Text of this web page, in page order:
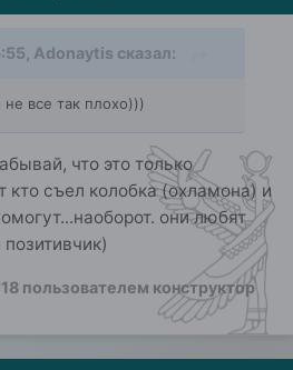
противоречу. Но это не
Adonaytis сказал:
все так плохо)))
что это только
кто съел колобка (охламона) и
они любят
пользователем конструктор